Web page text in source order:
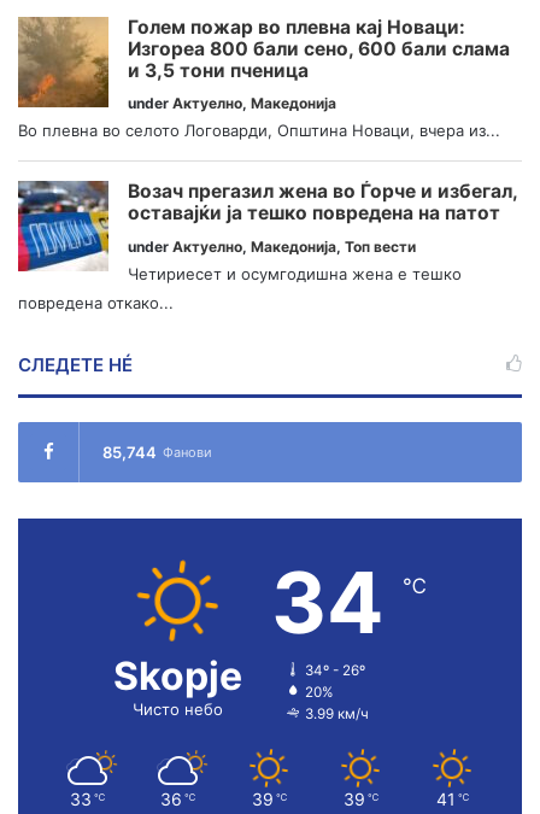
Голем пожар во плевна кај Новаци:
Изгореа 800 бали сено, 600 бали слама
и 3,5 тони пченица
under Актуелно, Македонија
Во плевна во селото Логоварди, Општина Новаци, вчера из...
Возач прегазил жена во Ѓорче и избегал,
оставајќи ја тешко повредена на патот
under Актуелно, Македонија, Топ вести
Четириесет и осумгодишна жена е тешко
повредена откако...
СЛЕДЕТЕ НÉ
85,744 Фанови
Skopje
Чисто небо
34 ℃
34º - 26º
20%
3.99 км/ч
33 ℃ 36 ℃ 39 ℃ 39 ℃ 41 ℃